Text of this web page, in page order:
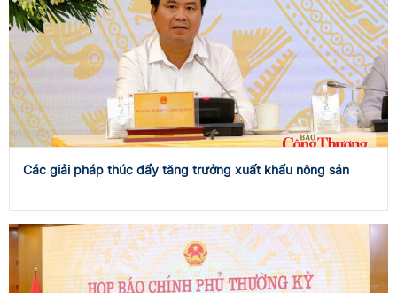
Các giải pháp thúc đẩy tăng trưởng xuất khẩu nông sản